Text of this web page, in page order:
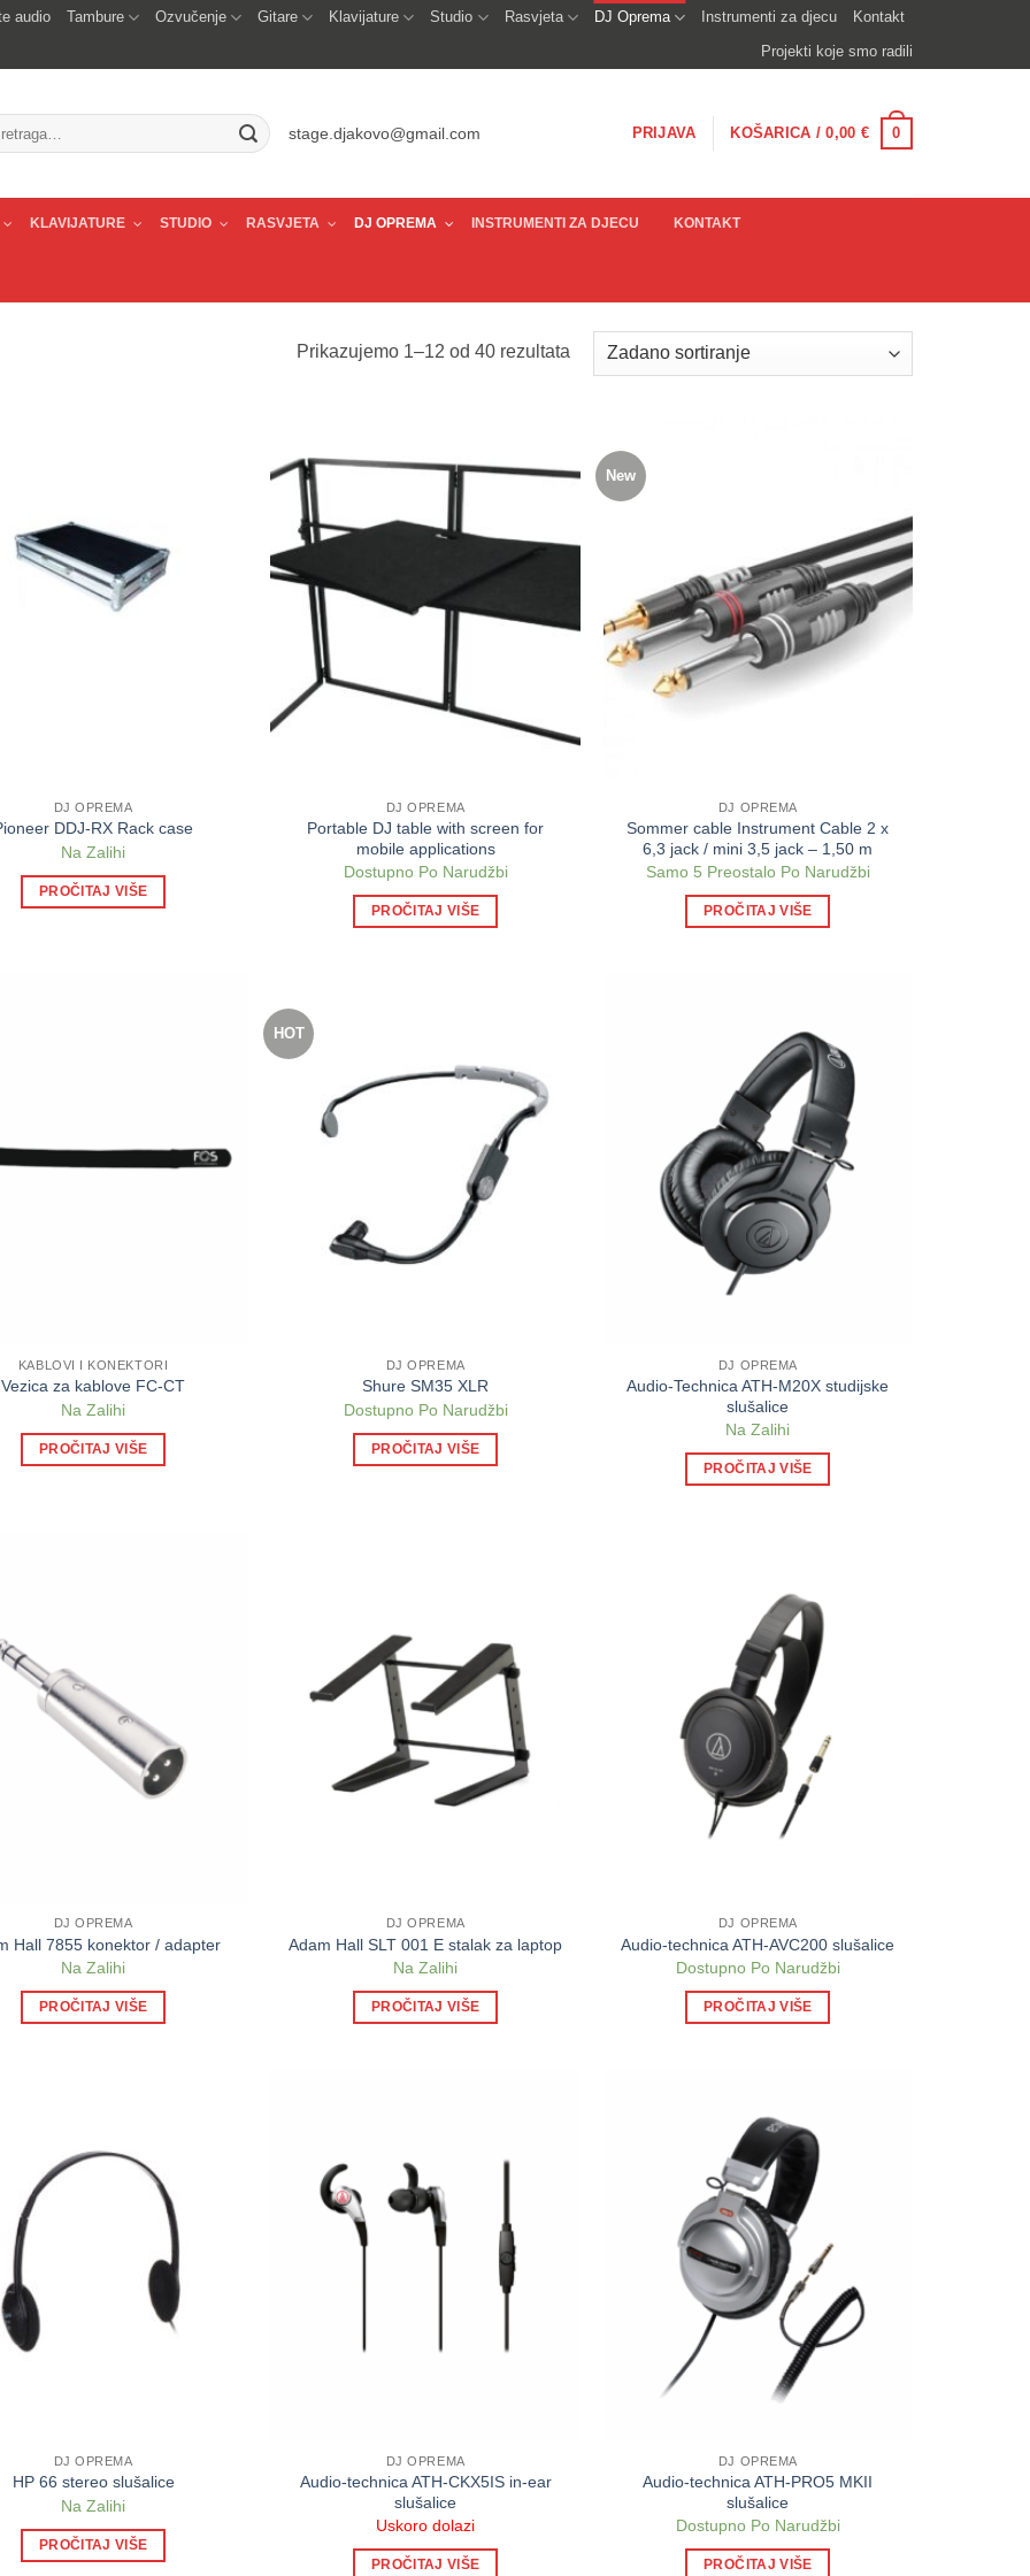
audio Tambure Ozvučenje Gitare Klavijature Studio Rasvjeta DJ Oprema Instrumenti za djecu
Kontakt
Projekti koje smo radili
stage.djakovo@gmail.com PRIJAVA KOŠARICA /0,00 € 0
KLAVIJATURE STUDIO RASVJETA DJ OPREMA INSTRUMENTI ZA DJECU KONTAKT
Prikazujemo 1–12 od 40 rezultata
DJ OPREMA
DDJ-RX Rack case
Na Zalihi
PROČITAJ VIŠE
DJ OPREMA
Portable DJ table with screen for
mobile applications
Dostupno Po Narudžbi
PROČITAJ VIŠE
New
DJ OPREMA
Sommer cable Instrument Cable 2 x
6,3 jack / mini 3,5 jack – 1,50 m
Samo 5 Preostalo Po Narudžbi
PROČITAJ VIŠE
KABLOVI I KONEKTORI
Vezica za kablove FC-CT
Na Zalihi
PROČITAJ VIŠE
HOT
DJ OPREMA
Shure SM35 XLR
Dostupno Po Narudžbi
PROČITAJ VIŠE
DJ OPREMA
Audio-Technica ATH-M20X studijske
slušalice
Na Zalihi
PROČITAJ VIŠE
DJ OPREMA
Hall 7855 konektor / adapter
Na Zalihi
PROČITAJ VIŠE
DJ OPREMA
Adam Hall SLT 001 E stalak za laptop
Na Zalihi
PROČITAJ VIŠE
DJ OPREMA
Audio-technica ATH-AVC200 slušalice
Dostupno Po Narudžbi
PROČITAJ VIŠE
DJ OPREMA
HP 66 stereo slušalice
Na Zalihi
PROČITAJ VIŠE
DJ OPREMA
Audio-technica ATH-CKX5IS in-ear
slušalice
Uskoro dolazi
PROČITAJ VIŠE
DJ OPREMA
Audio-technica ATH-PRO5 MKII
slušalice
Dostupno Po Narudžbi
PROČITAJ VIŠE